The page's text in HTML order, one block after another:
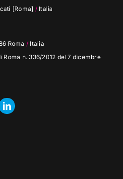
[Roma] /Italia
Roma / Italia
Roma n. 336/2012 del 7 dicembre